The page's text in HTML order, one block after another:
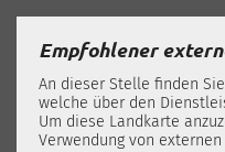
Empfohlener
An dieser Stelle finden
welche über den
Um diese Landkarte
Verwendung von